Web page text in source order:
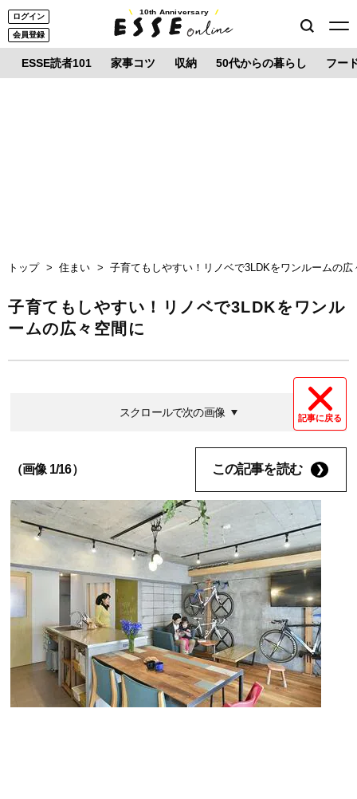
ログイン
会員登録
10th Anniversary
ESSE読者101 家事コツ 収納 50代からの暮らし フー
トップ 住まい 子育てもしやすい！リノベで3LDKをワンルームの広
子育てもしやすい！リノベで3LDKをワンル
ームの広々空間に
記事に戻る
スクロールで次の画像
（画像 1/16） この記事を読む